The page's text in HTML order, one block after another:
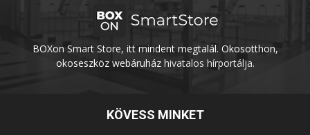
BOXon Smart Store, itt mindent megtalál. Okosotthon,
okoseszköz webáruházhivatalos hírportálja.
KÖVESS MINKET